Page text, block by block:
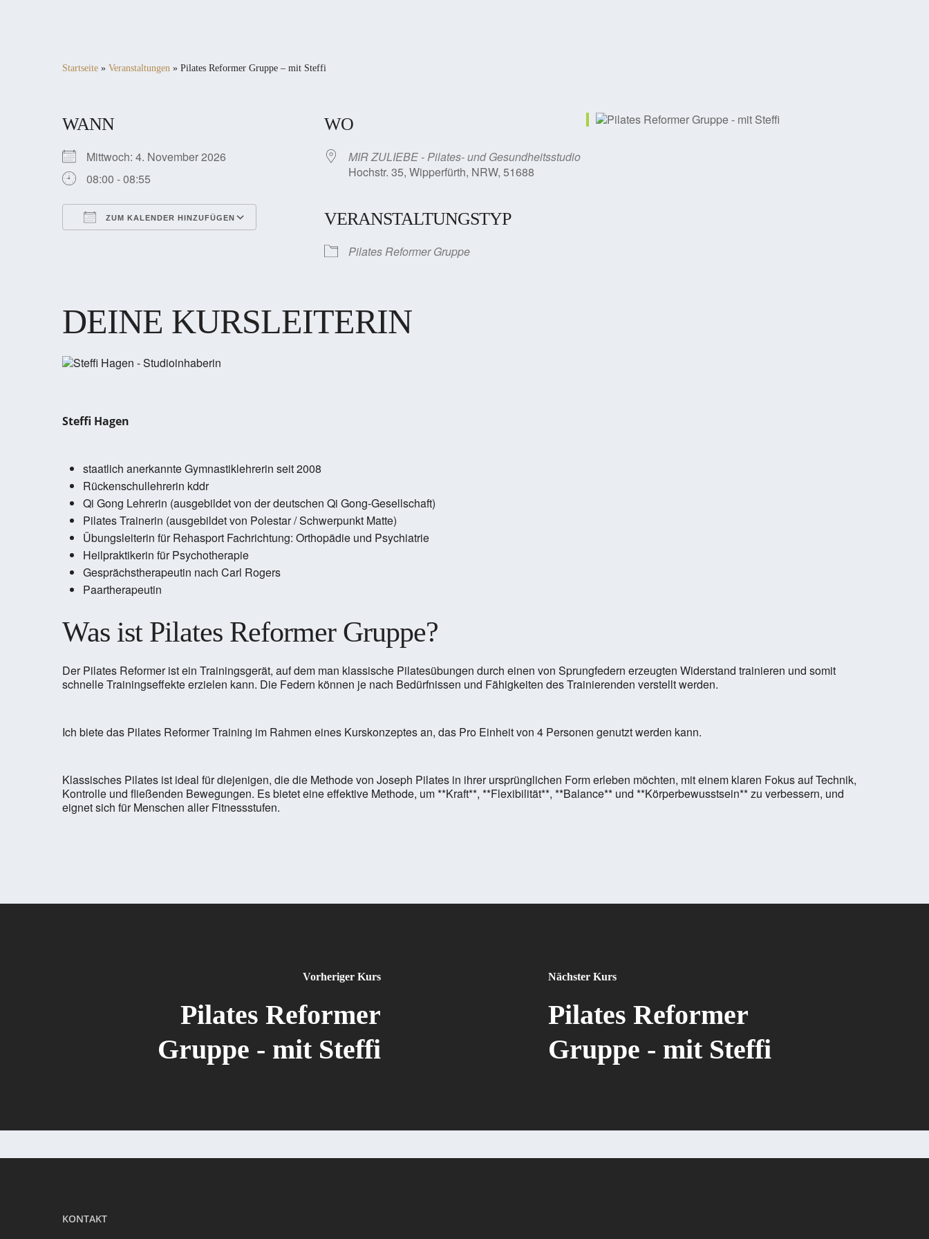
Startseite » Veranstaltungen » Pilates Reformer Gruppe – mit Steffi
WANN
Mittwoch: 4. November 2026
08:00 - 08:55
ZUM KALENDER HINZUFÜGEN
WO
MIR ZULIEBE - Pilates- und Gesundheitsstudio
Hochstr. 35, Wipperfürth, NRW, 51688
VERANSTALTUNGSTYP
Pilates Reformer Gruppe
DEINE KURSLEITERIN
Steffi Hagen
staatlich anerkannte Gymnastiklehrerin seit 2008
Rückenschullehrerin kddr
Qi Gong Lehrerin (ausgebildet von der deutschen Qi Gong-Gesellschaft)
Pilates Trainerin (ausgebildet von Polestar / Schwerpunkt Matte)
Übungsleiterin für Rehasport Fachrichtung: Orthopädie und Psychiatrie
Heilpraktikerin für Psychotherapie
Gesprächstherapeutin nach Carl Rogers
Paartherapeutin
Was ist Pilates Reformer Gruppe?
Der Pilates Reformer ist ein Trainingsgerät, auf dem man klassische Pilatesübungen durch einen von Sprungfedern erzeugten Widerstand trainieren und somit
schnelle Trainingseffekte erzielen kann. Die Federn können je nach Bedürfnissen und Fähigkeiten des Trainierenden verstellt werden.
Ich biete das Pilates Reformer Training im Rahmen eines Kurskonzeptes an, das Pro Einheit von 4 Personen genutzt werden kann.
Klassisches Pilates ist ideal für diejenigen, die die Methode von Joseph Pilates in ihrer ursprünglichen Form erleben möchten, mit einem klaren Fokus auf Technik,
Kontrolle und fließenden Bewegungen. Es bietet eine effektive Methode, um **Kraft**, **Flexibilität**, **Balance** und **Körperbewusstsein** zu verbessern, und
eignet sich für Menschen aller Fitnessstufen.
Vorheriger Kurs
Pilates Reformer
Gruppe - mit Steffi
Nächster Kurs
Pilates Reformer
Gruppe - mit Steffi
KONTAKT